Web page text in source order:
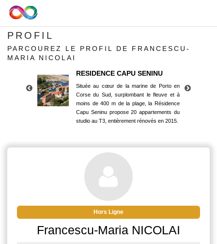
PROFIL
PARCOUREZ LE PROFIL DE FRANCESCU-
MARIA NICOLAI
RESIDENCE CAPU SENINU
Située au cœur de la marine de Porto en
Corse du Sud, surplombant le fleuve et à
moins de 400 m de la plage, la Résidence
Capu Seninu propose 20 appartements du
studio au T3, entièrement rénovés en 2015.
Corse du Sud, surplombant le fleuve et à
moins de 400 m de la plage, la Résidence
Capu Seninu propose 20 appartements du
studio au T3, entièrement rénovés en 2015.
Hors Ligne
Francescu-Maria NICOLAI